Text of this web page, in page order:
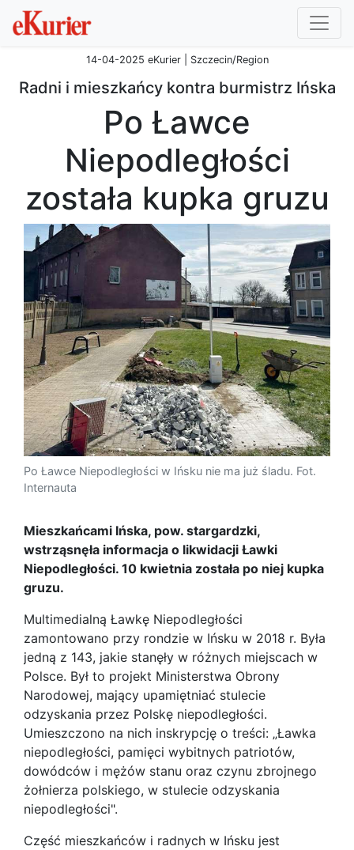
14-04-2025 eKurier | Szczecin/Region
Radni i mieszkańcy kontra burmistrz Ińska
Po Ławce
Niepodległości
została kupka gruzu
Po Ławce Niepodległości w Ińsku nie ma już śladu. Fot.
Internauta
Mieszkańcami Ińska, pow. stargardzki,
wstrząsnęła informacja o likwidacji Ławki
Niepodległości. 10 kwietnia została po niej kupka
gruzu.
Multimedialną Ławkę Niepodległości
zamontowano przy rondzie w Ińsku w 2018 r. Była
jedną z 143, jakie stanęły w różnych miejscach w
Polsce. Był to projekt Ministerstwa Obrony
Narodowej, mający upamiętniać stulecie
odzyskania przez Polskę niepodległości.
Umieszczono na nich inskrypcję o treści: „Ławka
niepodległości, pamięci wybitnych patriotów,
dowódców i mężów stanu oraz czynu zbrojnego
żołnierza polskiego, w stulecie odzyskania
niepodległości".
Część mieszkańców i radnych w Ińsku jest